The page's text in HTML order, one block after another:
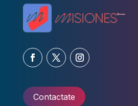
Contactate